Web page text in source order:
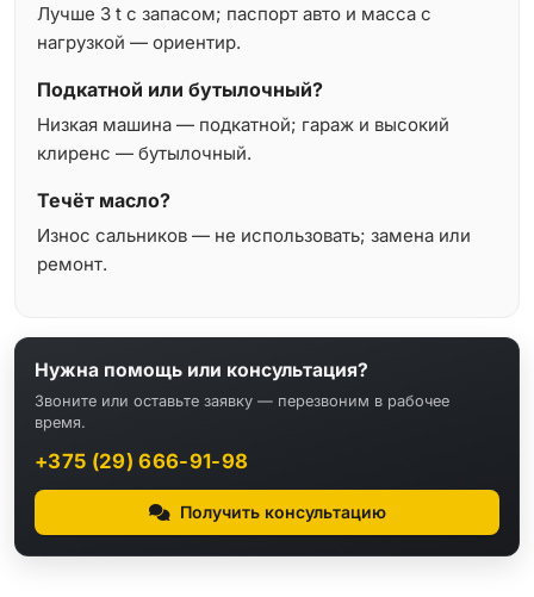
Лучше 3 t с запасом; паспорт авто и масса с
нагрузкой — ориентир.
Подкатной или бутылочный?
Низкая машина — подкатной; гараж и высокий
клиренс — бутылочный.
Течёт масло?
Износ сальников — не использовать; замена или
ремонт.
Нужна помощь или консультация?
Звоните или оставьте заявку — перезвоним в рабочее
время.
+375 (29) 666-91-98
Получить консультацию